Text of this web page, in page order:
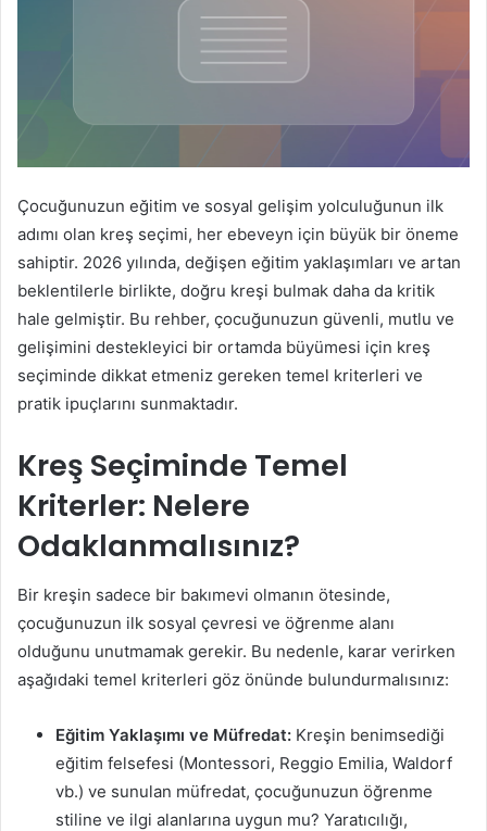
Çocuğunuzun eğitim ve sosyal gelişim yolculuğunun ilk
adımı olan kreş seçimi, her ebeveyn için büyük bir öneme
sahiptir. 2026 yılında, değişen eğitim yaklaşımları ve artan
beklentilerle birlikte, doğru kreşi bulmak daha da kritik
hale gelmiştir. Bu rehber, çocuğunuzun güvenli, mutlu ve
gelişimini destekleyici bir ortamda büyümesi için kreş
seçiminde dikkat etmeniz gereken temel kriterleri ve
pratik ipuçlarını sunmaktadır.
Kreş Seçiminde Temel
Kriterler: Nelere
Odaklanmalısınız?
Bir kreşin sadece bir bakımevi olmanın ötesinde,
çocuğunuzun ilk sosyal çevresi ve öğrenme alanı
olduğunu unutmamak gerekir. Bu nedenle, karar verirken
aşağıdaki temel kriterleri göz önünde bulundurmalısınız:
Eğitim Yaklaşımı ve Müfredat: Kreşin benimsediği
eğitim felsefesi (Montessori, Reggio Emilia, Waldorf
vb.) ve sunulan müfredat, çocuğunuzun öğrenme
stiline ve ilgi alanlarına uygun mu? Yaratıcılığı,